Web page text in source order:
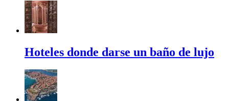
Hoteles donde darse un baño de lujo